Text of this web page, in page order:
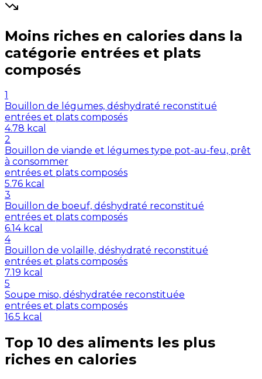
Moins riches en calories dans la
catégorie entrées et plats
composés
1
Bouillon de légumes, déshydraté reconstitué
entrées et plats composés
4.78 kcal
2
Bouillon de viande et légumes type pot-au-feu, prêt
à consommer
entrées et plats composés
5.76 kcal
3
Bouillon de boeuf, déshydraté reconstitué
entrées et plats composés
6.14 kcal
4
Bouillon de volaille, déshydraté reconstitué
entrées et plats composés
7.19 kcal
5
Soupe miso, déshydratée reconstituée
entrées et plats composés
16.5 kcal
Top 10 des aliments les plus
riches en calories